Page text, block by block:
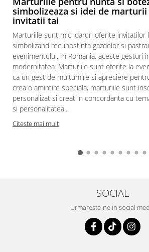
simbolizeaza si idei de
invitatii tai
Marturiile sunt mici daruri oferite invitatilor
simbolizand recunostinta gazdelor si
evenimentului. In Romania, aceste gesturi
modernitatea. Marturiile sunt oferite la
ca un gest de multumire si apreciere
crea o amintire speciala, marturiile sunt
personalizat si creat in concordanta cu
si personalitatea...
Citeste mai mult
SOCIAL
Urmareste-ne in social